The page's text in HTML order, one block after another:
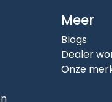
Meer
Blogs
Dealer
Onze